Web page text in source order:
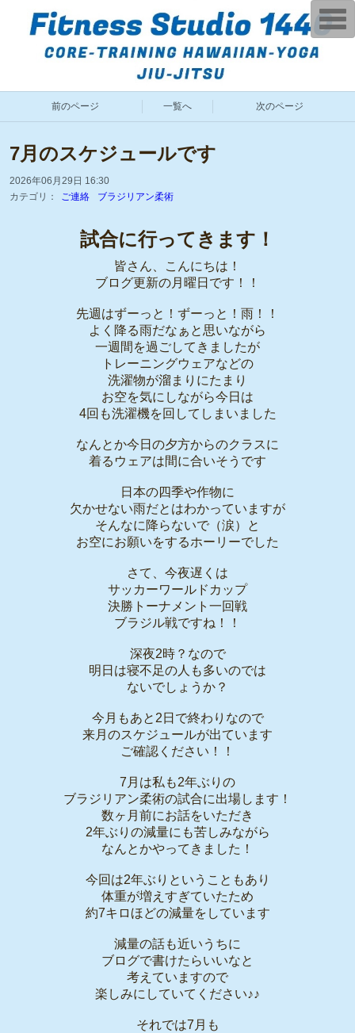
前のページ 一覧へ 次のページ
7月のスケジュールです
2026年06月29日 16:30
カテゴリ：
ご連絡 ブラジリアン柔術
試合に行ってきます！
皆さん、こんにちは！
ブログ更新の月曜日です！！
先週はずーっと！ずーっと！雨！！
よく降る雨だなぁと思いながら
一週間を過ごしてきましたが
トレーニングウェアなどの
洗濯物が溜まりにたまり
お空を気にしながら今日は
4回も洗濯機を回してしまいました
なんとか今日の夕方からのクラスに
着るウェアは間に合いそうです
日本の四季や作物に
欠かせない雨だとはわかっていますが
そんなに降らないで（涙）と
お空にお願いをするホーリーでした
さて、今夜遅くは
サッカーワールドカップ
決勝トーナメント一回戦
ブラジル戦ですね！！
深夜2時？なので
明日は寝不足の人も多いのでは
ないでしょうか？
今月もあと2日で終わりなので
来月のスケジュールが出ています
ご確認ください！！
7月は私も2年ぶりの
ブラジリアン柔術の試合に出場します！
数ヶ月前にお話をいただき
2年ぶりの減量にも苦しみながら
なんとかやってきました！
今回は2年ぶりということもあり
体重が増えすぎていたため
約7キロほどの減量をしています
減量の話も近いうちに
ブログで書けたらいいなと
考えていますので
楽しみにしていてください♪♪
それでは7月も
T
o
g
i